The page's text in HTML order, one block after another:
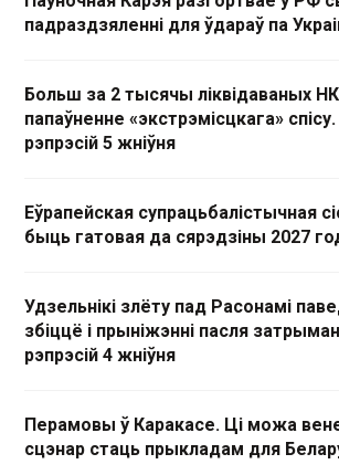
падраздзяленні для ўдараў па
Больш за 2 тысячы ліквідаваных
папаўненне «экстрэмісцкага» спісу.
рэпрэсій 5 жніўня
Еўрапейская супрацьбалістычная
быць гатовая да сярэдзіны 2027
Удзельнікі злёту пад Расонамі
збіццё і прыніжэнні пасля
рэпрэсій 4 жніўня
Перамовы ў Каракасе. Ці можа
сцэнар стаць прыкладам для